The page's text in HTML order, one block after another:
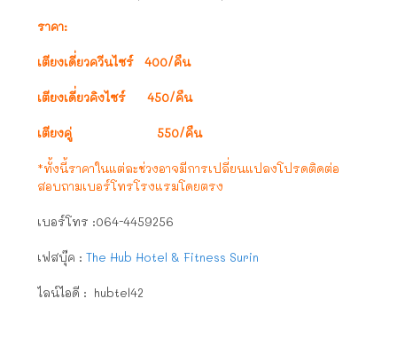
ราคา:
เตียงเดี่ยวควีนไซร์ 400/คืน
เตียงเดี่ยวคิงไซร์ 450/คืน
เตียงคู่ 550/คืน
*ทั้งนี้ราคาในแต่ละช่วงอาจมีการเปลี่ยนแปลงโปรดติดต่อ
สอบถามเบอร์โทรโรงแรมโดยตรง
เบอร์โทร :064-4459256
เฟสบุ๊ค : The Hub Hotel & Fitness Surin
ไลน์ไอดี : hubtel42